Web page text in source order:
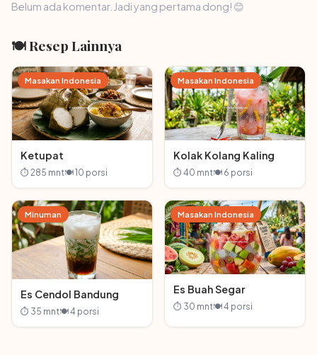
Belum ada komentar. Jadi yang pertama dong! 😊
🍽 Resep Lainnya
Masakan Indonesia
Ketupat
⏱ 285 mnt🍽 10 porsi
Masakan Indonesia
Kolak Kolang Kaling
⏱ 40 mnt🍽 6 porsi
Minuman
Es Cendol Bandung
⏱ 35 mnt🍽 4 porsi
Masakan Indonesia
Es Buah Segar
⏱ 30 mnt🍽 4 porsi